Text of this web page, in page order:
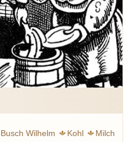
Busch Wilhelm Kohl
Milch